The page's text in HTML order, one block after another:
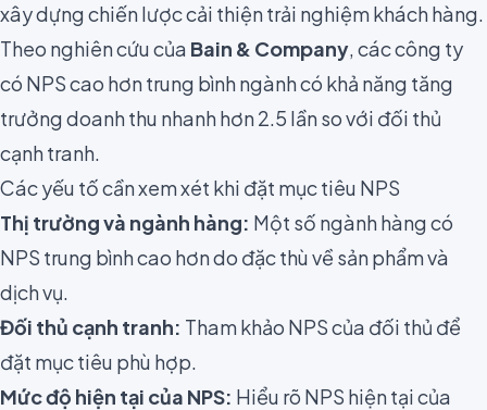
xây dựng chiến lược cải thiện trải nghiệm khách hàng.
Theo nghiên cứu của Bain & Company, các công ty
có NPS cao hơn trung bình ngành có khả năng tăng
trưởng doanh thu nhanh hơn 2.5 lần so với đối thủ
cạnh tranh.
Các yếu tố cần xem xét khi đặt mục tiêu NPS
Thị trường và ngành hàng: Một số ngành hàng có
NPS trung bình cao hơn do đặc thù về sản phẩm và
dịch vụ.
Đối thủ cạnh tranh: Tham khảo NPS của đối thủ để
đặt mục tiêu phù hợp.
Mức độ hiện tại của NPS: Hiểu rõ NPS hiện tại của